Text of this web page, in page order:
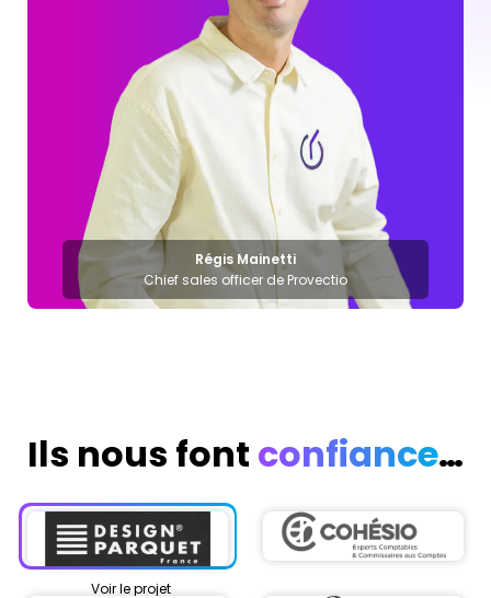
Régis Mainetti
Chief sales officer de Provectio
Ils nous font confiance…
Voir le projet